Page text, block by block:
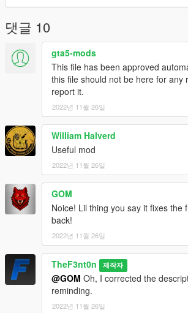
댓글 10
gta5-mods
This file has been approved
this file should not be here for any
report it.
2022년 11월 26일
William Halverd
Useful mod
2022년 11월 26일
GOM
Noice! Lil thing you say it fixes the
back!
2022년 11월 26일
TheF3nt0n 제작자
@GOM Oh, I corrected the
reminding.
2022년 11월 26일